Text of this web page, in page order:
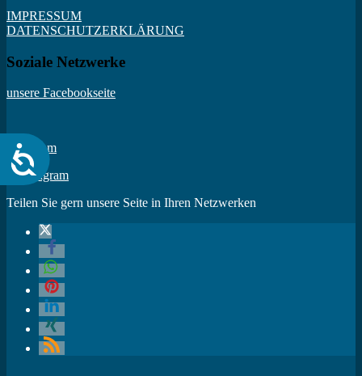
Barrierefreiheit
IMPRESSUM
DATENSCHUTZERKLÄRUNG
Soziale Netzwerke
unsere Facebookseite
Instagram
Teilen Sie gern unsere Seite in Ihren Netzwerken